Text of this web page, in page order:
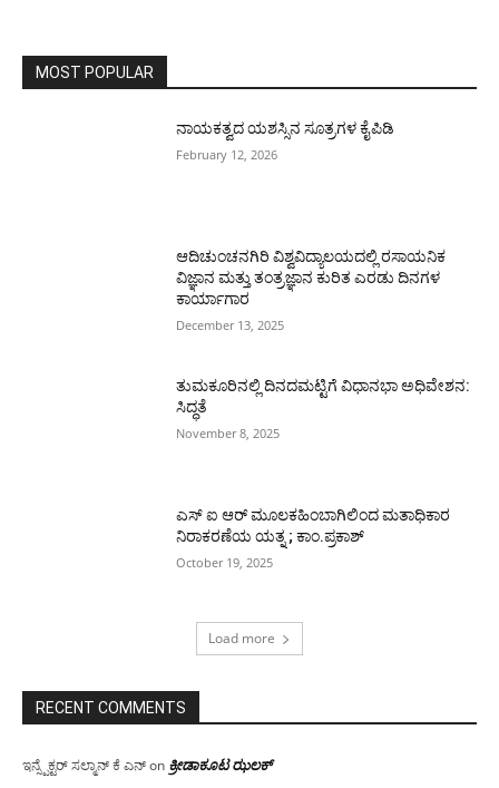
MOST POPULAR
ನಾಯಕತ್ವದ ಯಶಸ್ಸಿನ ಸೂತ್ರಗಳ ಕೈಪಿಡಿ
February 12, 2026
ಆದಿಚುಂಚನಗಿರಿ ವಿಶ್ವವಿದ್ಯಾಲಯದಲ್ಲಿ ರಸಾಯನಿಕ
ವಿಜ್ಞಾನ ಮತ್ತು ತಂತ್ರಜ್ಞಾನ ಕುರಿತ ಎರಡು ದಿನಗಳ
ಕಾರ್ಯಾಗಾರ
December 13, 2025
ತುಮಕೂರಿನಲ್ಲಿ ದಿನದಮಟ್ಟಿಗೆ ವಿಧಾನಭಾ ಅಧಿವೇಶನ:
ಸಿದ್ಧತೆ
November 8, 2025
ಎಸ್ ಐ ಆರ್ ಮೂಲಕಹಿಂಬಾಗಿಲಿಂದ ಮತಾಧಿಕಾರ
ನಿರಾಕರಣೆಯ ಯತ್ನ ; ಕಾಂ.ಪ್ರಕಾಶ್
October 19, 2025
Load more
RECENT COMMENTS
ಇನ್ಸ್ಪೆಕ್ಟರ್ ಸಲ್ಮಾನ್ ಕೆ ಎನ್on ಕ್ರೀಡಾಕೂಟ ಝಲಕ್